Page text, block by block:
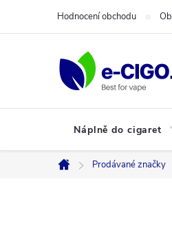
Hodnocení obchodu
Náplně do cigaret
Domů
Prodávané značky